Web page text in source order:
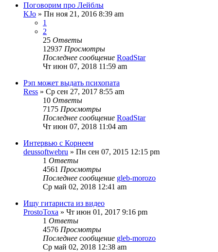
Поговорим про Лейблы
KJo » Пн ноя 21, 2016 8:39 am
1
2
25 Ответы
12937 Просмотры
Последнее сообщение RoadStar
Чт июн 07, 2018 11:59 am
Рэп может выдать психопата
Ress » Ср сен 27, 2017 8:55 am
10 Ответы
7175 Просмотры
Последнее сообщение RoadStar
Чт июн 07, 2018 11:04 am
Интервью с Корнеем
deussoftwebru » Пн сен 07, 2015 12:15 pm
1 Ответы
4561 Просмотры
Последнее сообщение gleb-morozo
Ср май 02, 2018 12:41 am
Ищу гитариста из видео
ProstoToxa » Чт июн 01, 2017 9:16 pm
1 Ответы
4576 Просмотры
Последнее сообщение gleb-morozo
Ср май 02, 2018 12:38 am